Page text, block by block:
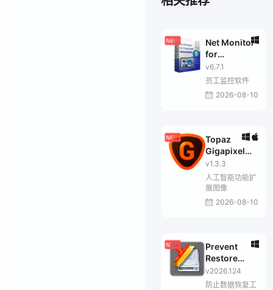
Net Monitor
for
Employees
Pro
v6.7.1
员工监控软件
2026-08-10
Topaz
Gigapixel
Pro
v1.3.3
人工智能功能扩
展图像
2026-08-10
Prevent
Restore
Professional
v2026.124
防止数据恢复工